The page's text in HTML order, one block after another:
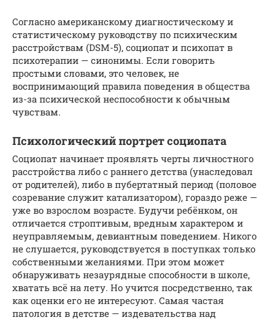
Согласно американскому диагностическому и
статистическому руководству по психическим
расстройствам (DSM-5), социопат и психопат в
психотерапии — синонимы. Если говорить
простыми словами, это человек, не
воспринимающий правила поведения в общества
из-за психической неспособности к обычным
чувствам.
Психологический портрет социопата
Социопат начинает проявлять черты личностного
расстройства либо с раннего детства (унаследовал
от родителей), либо в пубертатный период (половое
созревание служит катализатором), гораздо реже —
уже во взрослом возрасте. Будучи ребёнком, он
отличается строптивым, вредным характером и
неуправляемым, девиантным поведением. Никого
не слушается, руководствуется в поступках только
собственными желаниями. При этом может
обнаруживать незаурядные способности в школе,
хватать всё на лету. Но учится посредственно, так
как оценки его не интересуют. Самая частая
патология в детстве — издевательства над